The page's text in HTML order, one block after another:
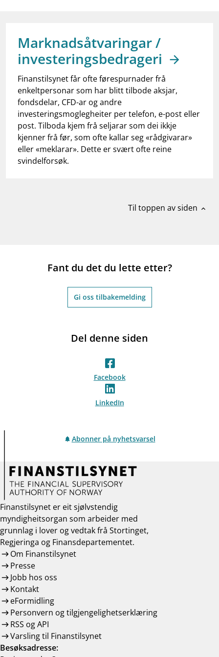
notifications_noneAbonner på nyhetsvarsel
Marknadsåtvaringar /
investeringsbedrageri
Finanstilsynet får ofte førespurnader frå
enkeltpersonar som har blitt tilbode aksjar,
fondsdelar, CFD-ar og andre
investeringsmoglegheiter per telefon, e-post eller
post. Tilboda kjem frå seljarar som dei ikkje
kjenner frå før, som ofte kallar seg «rådgivarar»
eller «meklarar». Dette er svært ofte reine
svindelforsøk.
Til toppen av siden expand_less
Fant du det du lette etter?
Gi oss tilbakemelding
Del denne siden
Facebook
LinkedIn
Abonner på nyhetsvarsel
Finanstilsynet er eit sjølvstendig
myndigheitsorgan som arbeider med
grunnlag i lover og vedtak frå Stortinget,
Regjeringa og Finansdepartementet.
Om Finanstilsynet
Presse
Jobb hos oss
Kontakt
eFormidling
Personvern og tilgjengelighetserklæring
RSS og API
Varsling til Finanstilsynet
Besøksadresse: